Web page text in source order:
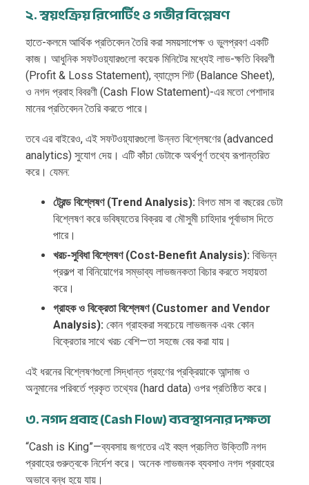
২. স্বয়ংক্রিয় রিপোর্টিং ও গভীর বিশ্লেষণ
হাতে-কলমে আর্থিক প্রতিবেদন তৈরি করা সময়সাপেক্ষ ও ভুলপ্রবণ একটি
কাজ। আধুনিক সফটওয়্যারগুলো কয়েক মিনিটের মধ্যেই লাভ-ক্ষতি বিবরণী
(Profit & Loss Statement), ব্যালেন্স শিট (Balance Sheet),
ও নগদ প্রবাহ বিবরণী (Cash Flow Statement)-এর মতো পেশাদার
মানের প্রতিবেদন তৈরি করতে পারে।
তবে এর বাইরেও, এই সফটওয়্যারগুলো উন্নত বিশ্লেষণের (advanced
analytics) সুযোগ দেয়। এটি কাঁচা ডেটাকে অর্থপূর্ণ তথ্যে রূপান্তরিত
করে। যেমন:
ট্রেন্ড বিশ্লেষণ (Trend Analysis): বিগত মাস বা বছরের ডেটা
বিশ্লেষণ করে ভবিষ্যতের বিক্রয় বা মৌসুমী চাহিদার পূর্বাভাস দিতে
পারে।
খরচ-সুবিধা বিশ্লেষণ (Cost-Benefit Analysis): বিভিন্ন
প্রকল্প বা বিনিয়োগের সম্ভাব্য লাভজনকতা বিচার করতে সহায়তা
করে।
গ্রাহক ও বিক্রেতা বিশ্লেষণ (Customer and Vendor
Analysis): কোন গ্রাহকরা সবচেয়ে লাভজনক এবং কোন
বিক্রেতার সাথে খরচ বেশি—তা সহজে বের করা যায়।
এই ধরনের বিশ্লেষণগুলো সিদ্ধান্ত গ্রহণের প্রক্রিয়াকে আন্দাজ ও
অনুমানের পরিবর্তে প্রকৃত তথ্যের (hard data) ওপর প্রতিষ্ঠিত করে।
৩. নগদ প্রবাহ (Cash Flow) ব্যবস্থাপনার দক্ষতা
“Cash is King”—ব্যবসায় জগতের এই বহুল প্রচলিত উক্তিটি নগদ
প্রবাহের গুরুত্বকে নির্দেশ করে। অনেক লাভজনক ব্যবসাও নগদ প্রবাহের
অভাবে বন্ধ হয়ে যায়।